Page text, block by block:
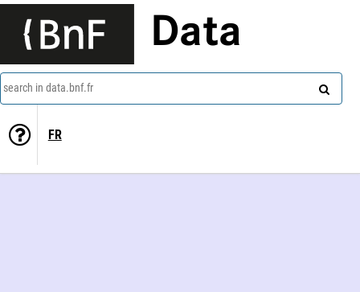
Data
search in data.bnf.fr
FR